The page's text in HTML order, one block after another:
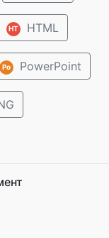
HT HTML
Po PowerPoint